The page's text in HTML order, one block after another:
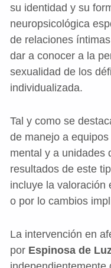
su identidad y su
neuropsicológica
de relaciones
dar a conocer a la
sexualidad de los
individualizada.
Tal y como se
de manejo a
mental y a unidades
resultados de este
incluye la valoración
o por lo cambios
La intervención en
por Espinosa de